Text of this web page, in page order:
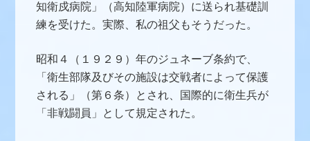
知衛戍病院」（高知陸軍病院）に送られ基礎訓
練を受けた。実際、私の祖父もそうだった。
昭和４（１９２９）年のジュネーブ条約で、
「衛生部隊及びその施設は交戦者によって保護
される」（第６条）とされ、国際的に衛生兵が
「非戦闘員」として規定された。